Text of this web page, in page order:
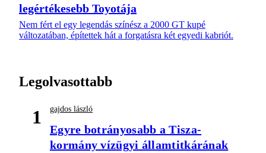
legértékesebb Toyotája
Nem fért el egy legendás színész a 2000 GT kupé
változatában, építettek hát a forgatásra két egyedi kabriót.
Legolvasottabb
1 gajdos lászló
Egyre botrányosabb a Tisza-
kormány vízügyi államtitkárának